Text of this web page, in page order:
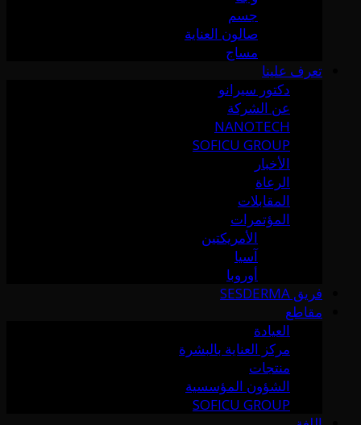
جسم
صالون العناية
مساج
تعرف علينا
دكتور سيرانو
عن الشركة
NANOTECH
SOFICU GROUP
الأخبار
الرعاة
المقابلات
المؤتمرات
الأمريكتين
آسيا
أوروبا
فريق SESDERMA
مقاطع
العيادة
مركز العناية بالبشرة
منتجات
الشؤون المؤسسية
SOFICU GROUP